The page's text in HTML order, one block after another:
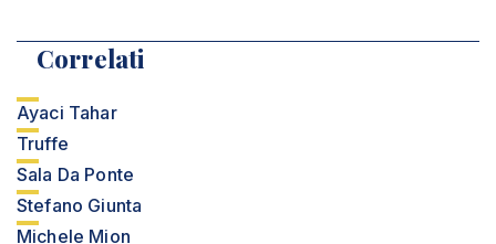
Correlati
Ayaci Tahar
Truffe
Sala Da Ponte
Stefano Giunta
Michele Mion